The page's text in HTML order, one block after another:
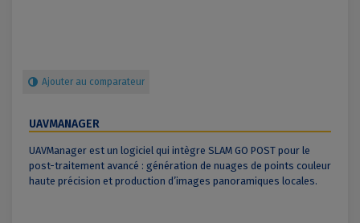
Ajouter au comparateur
UAVMANAGER
UAVManager est un logiciel qui intègre SLAM GO POST pour le
post-traitement avancé : génération de nuages de points couleur
haute précision et production d’images panoramiques locales.